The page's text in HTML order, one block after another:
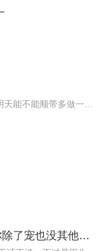
像我脾气差成这样的人，你除了宠也没其他办法了